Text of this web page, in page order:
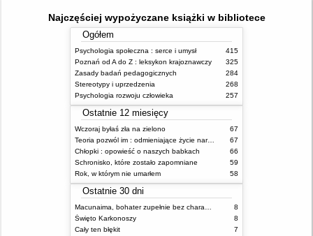
Najczęściej wypożyczane książki w bibliotece
Ogółem
Psychologia społeczna : serce i umysł
415
Poznań od A do Z : leksykon krajoznawczy
325
Zasady badań pedagogicznych
284
Stereotypy i uprzedzenia
268
Psychologia rozwoju człowieka
257
Ostatnie 12 miesięcy
Wczoraj byłaś zła na zielono
67
Teoria pozwól im : odmieniające życie narzędzie, o którym mówią miliony ludzi
67
Chłopki : opowieść o naszych babkach
66
Schronisko, które zostało zapomniane
59
Rok, w którym nie umarłem
58
Ostatnie 30 dni
Macunaima, bohater zupełnie bez charakteru
8
Święto Karkonoszy
8
Cały ten błękit
7